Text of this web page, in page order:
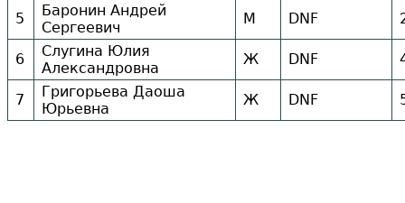
5
Баронин Андрей
Сергеевич
М DNF
6
Слугина Юлия
Александровна
Ж DNF
7
Григорьева Даоша
Юрьевна
Ж DNF